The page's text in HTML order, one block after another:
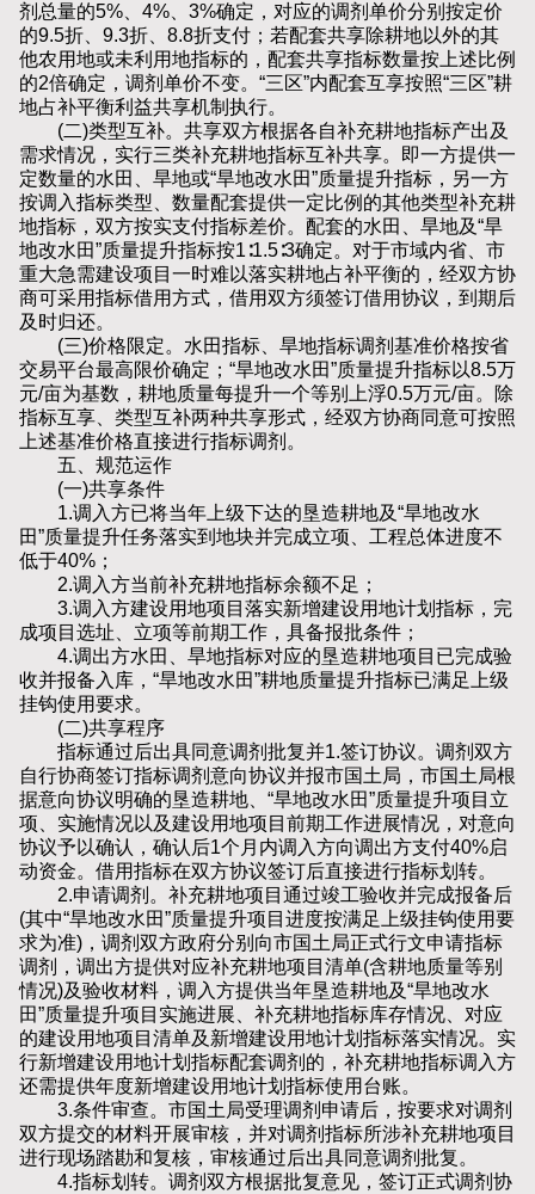
剂总量的5%、4%、3%确定，对应的调剂单价分别按定价
的9.5折、9.3折、8.8折支付；若配套共享除耕地以外的其
他农用地或未利用地指标的，配套共享指标数量按上述比例
的2倍确定，调剂单价不变。“三区”内配套互享按照“三区”耕
地占补平衡利益共享机制执行。
(二)类型互补。共享双方根据各自补充耕地指标产出及
需求情况，实行三类补充耕地指标互补共享。即一方提供一
定数量的水田、旱地或“旱地改水田”质量提升指标，另一方
按调入指标类型、数量配套提供一定比例的其他类型补充耕
地指标，双方按实支付指标差价。配套的水田、旱地及“旱
地改水田”质量提升指标按1∶1.5∶3确定。对于市域内省、市
重大急需建设项目一时难以落实耕地占补平衡的，经双方协
商可采用指标借用方式，借用双方须签订借用协议，到期后
及时归还。
(三)价格限定。水田指标、旱地指标调剂基准价格按省
交易平台最高限价确定；“旱地改水田”质量提升指标以8.5万
元/亩为基数，耕地质量每提升一个等别上浮0.5万元/亩。除
指标互享、类型互补两种共享形式，经双方协商同意可按照
上述基准价格直接进行指标调剂。
五、规范运作
(一)共享条件
1.调入方已将当年上级下达的垦造耕地及“旱地改水
田”质量提升任务落实到地块并完成立项、工程总体进度不
低于40%；
2.调入方当前补充耕地指标余额不足；
3.调入方建设用地项目落实新增建设用地计划指标，完
成项目选址、立项等前期工作，具备报批条件；
4.调出方水田、旱地指标对应的垦造耕地项目已完成验
收并报备入库，“旱地改水田”耕地质量提升指标已满足上级
挂钩使用要求。
(二)共享程序
指标通过后出具同意调剂批复并1.签订协议。调剂双方
自行协商签订指标调剂意向协议并报市国土局，市国土局根
据意向协议明确的垦造耕地、“旱地改水田”质量提升项目立
项、实施情况以及建设用地项目前期工作进展情况，对意向
协议予以确认，确认后1个月内调入方向调出方支付40%启
动资金。借用指标在双方协议签订后直接进行指标划转。
2.申请调剂。补充耕地项目通过竣工验收并完成报备后
(其中“旱地改水田”质量提升项目进度按满足上级挂钩使用要
求为准)，调剂双方政府分别向市国土局正式行文申请指标
调剂，调出方提供对应补充耕地项目清单(含耕地质量等别
情况)及验收材料，调入方提供当年垦造耕地及“旱地改水
田”质量提升项目实施进展、补充耕地指标库存情况、对应
的建设用地项目清单及新增建设用地计划指标落实情况。实
行新增建设用地计划指标配套调剂的，补充耕地指标调入方
还需提供年度新增建设用地计划指标使用台账。
3.条件审查。市国土局受理调剂申请后，按要求对调剂
双方提交的材料开展审核，并对调剂指标所涉补充耕地项目
进行现场踏勘和复核，审核通过后出具同意调剂批复。
4.指标划转。调剂双方根据批复意见，签订正式调剂协